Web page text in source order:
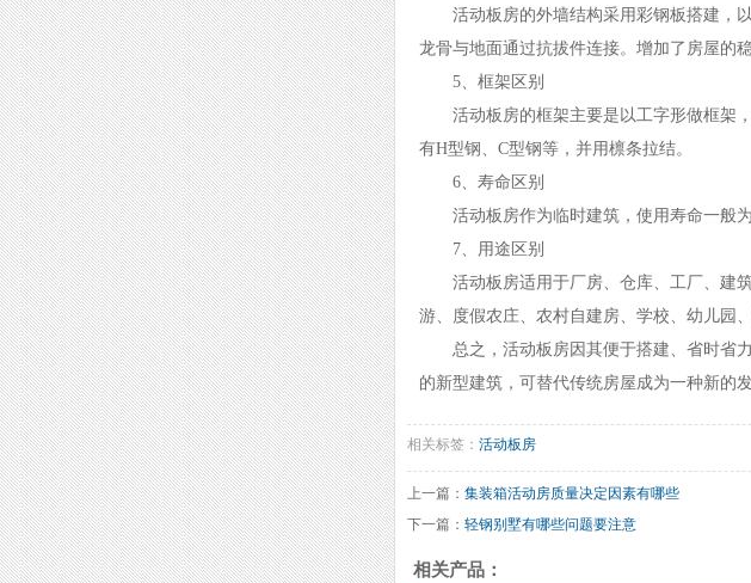
活动板房的外墙结构采用彩钢板搭建，
龙骨与地面通过抗拔件连接。增加了房屋的
5、框架区别
活动板房的框架主要是以工字形做框架
有H型钢、C型钢等，并用檩条拉结。
6、寿命区别
活动板房作为临时建筑，使用寿命一般
7、用途区别
活动板房适用于厂房、仓库、工厂、建
游、度假农庄、农村自建房、学校、幼儿园
总之，活动板房因其便于搭建、省时省
的新型建筑，可替代传统房屋成为一种新的发
相关标签： 活动板房
上一篇： 集装箱活动房质量决定因素有哪些
下一篇： 轻钢别墅有哪些问题要注意
相关产品：